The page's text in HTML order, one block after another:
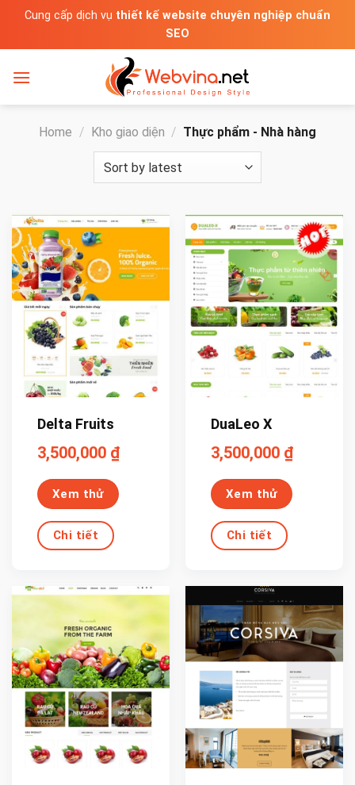
nội
dung
Cung cấp dịch vụ thiết kế website chuyên nghiệp chuẩn
SEO
Home / Kho giao diện / Thực phẩm - Nhà hàng
Delta Fruits
3,500,000 ₫
Xem thử
Chi tiết
DuaLeo X
3,500,000 ₫
Xem thử
Chi tiết